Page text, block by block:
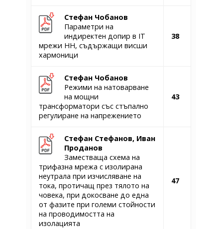
Стефан Чобанов
Параметри на
индиректен допир в ІТ
мрежи НН, съдържащи висши
хармоници
38
Стефан Чобанов
Режими на натоварване
на мощни
трансформатори със стъпално
регулиране на напрежението
43
Стефан Стефанов, Иван
Проданов
Заместваща схема на
трифазна мрежа с изолирана
неутрала при изчисляване на
тока, протичащ през тялото на
човека, при докосване до една
от фазите при големи стойности
на проводимостта на
изолацията
47